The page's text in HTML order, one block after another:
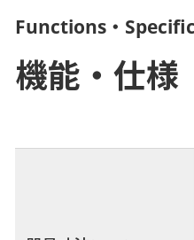
Functions・
機能・仕様